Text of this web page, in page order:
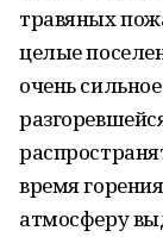
травяных
целые
очень
время
атмосферу